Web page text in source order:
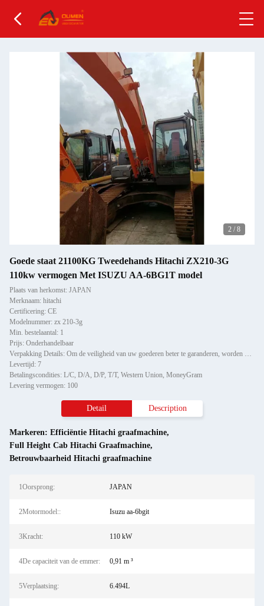
2 / 8
Goede staat 21100KG Tweedehands Hitachi ZX210-3G
110kw vermogen Met ISUZU AA-6BG1T model
Plaats van herkomst: JAPAN
Merknaam: hitachi
Certificering: CE
Modelnummer: zx 210-3g
Min. bestelaantal: 1
Prijs: Onderhandelbaar
Verpakking Details: Om de veiligheid van uw goederen beter te garanderen, worden professionele, milieuvriendelijke, hand
Levertijd: 7
Betalingscondities: L/C, D/A, D/P, T/T, Western Union, MoneyGram
Levering vermogen: 100
Detail Description
Markeren: Efficiëntie Hitachi graafmachine,
Full Height Cab Hitachi Graafmachine,
Betrouwbaarheid Hitachi graafmachine
1Oorsprong: JAPAN
2Motormodel:: Isuzu aa-6bgit
3Kracht: 110 kW
4De capaciteit van de emmer: 0,91 m ³
5Verplaatsing: 6.494L